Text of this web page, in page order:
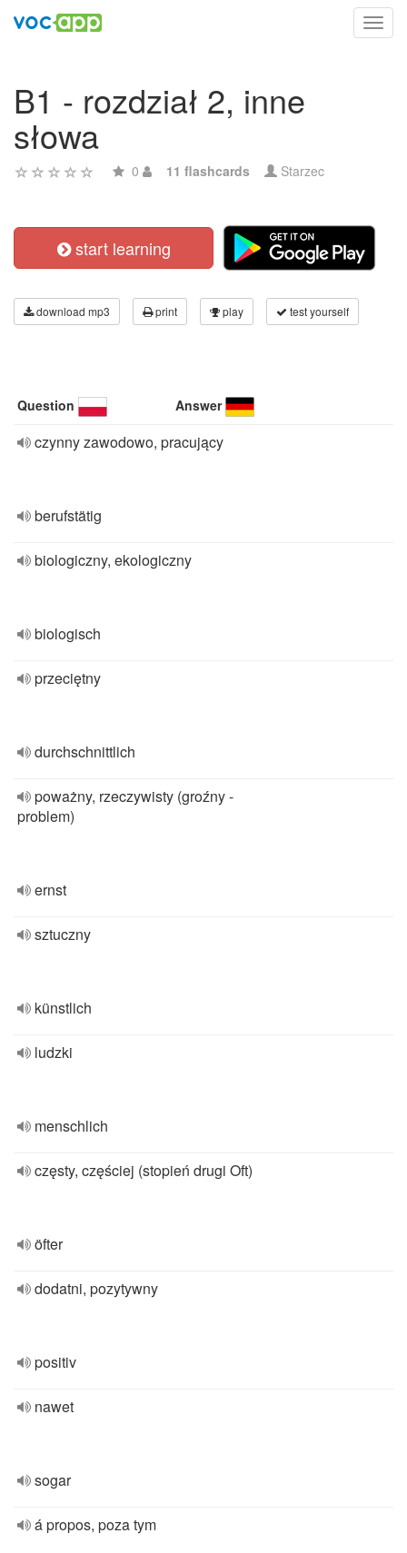
B1 - rozdział 2, inne
słowa
0 11 flashcards Starzec
start learning
download mp3 print play test yourself
Question Answer
czynny zawodowo, pracujący
berufstätig
biologiczny, ekologiczny
biologisch
przeciętny
durchschnittlich
poważny, rzeczywisty (groźny -
problem)
ernst
sztuczny
künstlich
ludzki
menschlich
częsty, częściej (stopień drugi Oft)
öfter
dodatni, pozytywny
positiv
nawet
sogar
á propos, poza tym